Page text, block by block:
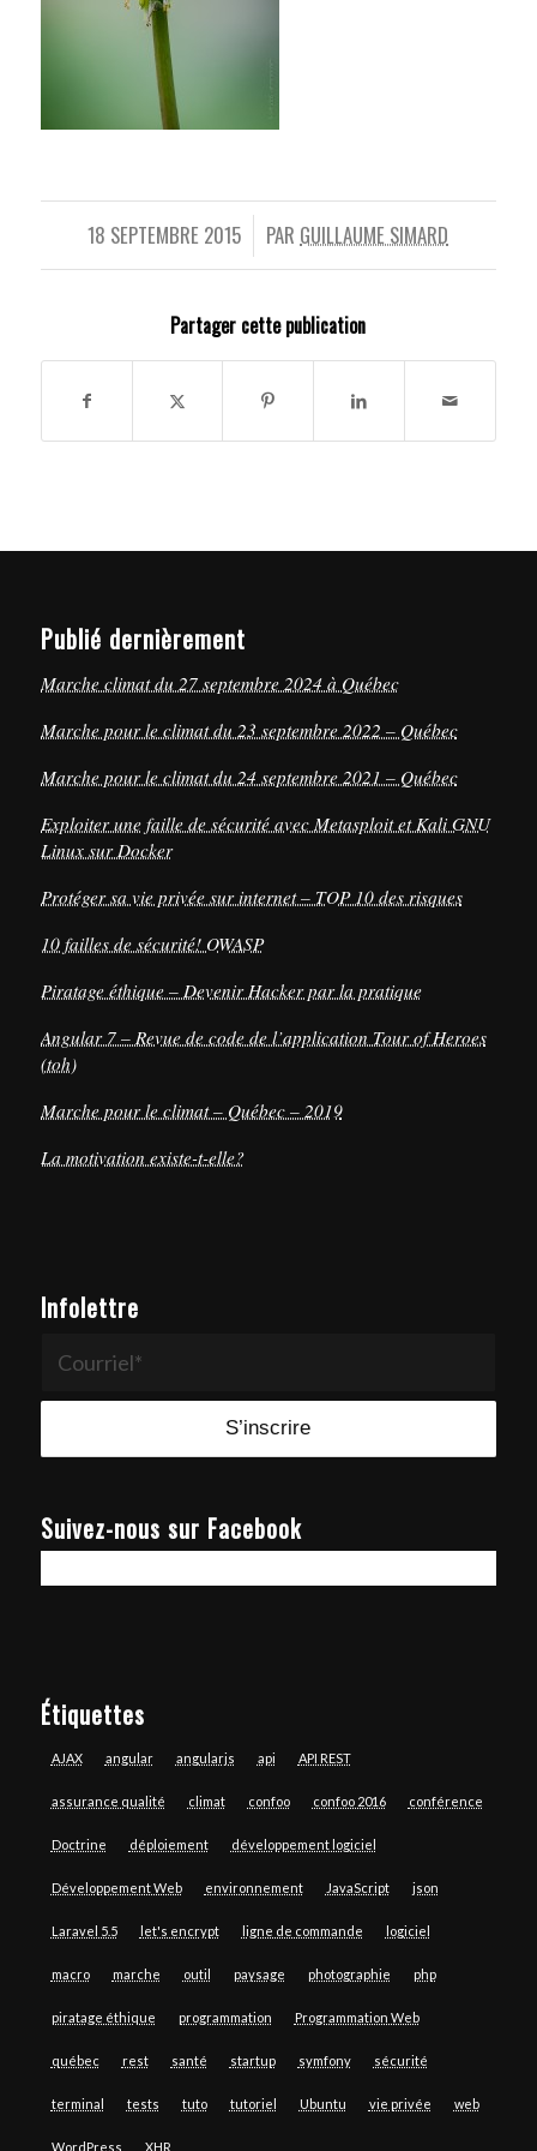
18 SEPTEMBRE 2015
/ PAR GUILLAUME SIMARD
Partager cette publication
Publié dernièrement
Marche climat du 27 septembre 2024 à Québec
Marche pour le climat du 23 septembre 2022 – Québec
Marche pour le climat du 24 septembre 2021 – Québec
Exploiter une faille de sécurité avec Metasploit et Kali GNU
Linux sur Docker
Protéger sa vie privée sur internet – TOP 10 des risques
10 failles de sécurité! OWASP
Piratage éthique – Devenir Hacker par la pratique
Angular 7 – Revue de code de l’application Tour of Heroes
(toh)
Marche pour le climat – Québec – 2019
La motivation existe-t-elle?
Infolettre
Suivez-nous sur Facebook
Étiquettes
AJAX angular angularjs api API REST
assurance qualité climat confoo confoo 2016 conférence
Doctrine déploiement développement logiciel
Développement Web environnement JavaScript json
Laravel 5.5 let's encrypt ligne de commande logiciel
macro marche outil paysage photographie php
piratage éthique programmation Programmation Web
québec rest santé startup symfony sécurité
terminal tests tuto tutoriel Ubuntu vie privée web
WordPress XHR